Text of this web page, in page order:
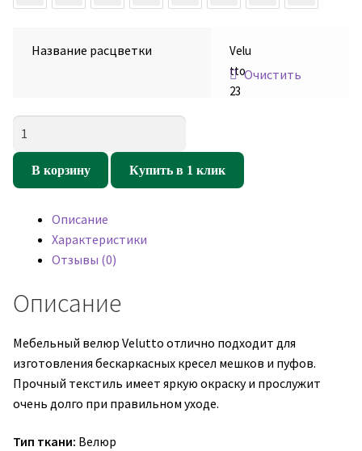
Название расцветки
Velu
tto
23
Очистить
Мебельный
велюр
В корзину Купить в 1 клик
Описание
Характеристики
Отзывы (0)
Описание
Мебельный велюр Velutto отлично подходит для
изготовления бескаркасных кресел мешков и пуфов.
Прочный текстиль имеет яркую окраску и прослужит
очень долго при правильном уходе.
Тип ткани: Велюр